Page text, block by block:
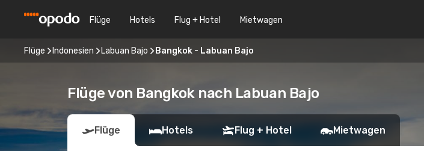
Flüge Hotels Flug + Hotel Mietwagen
Flüge Indonesien Labuan Bajo Bangkok - Labuan Bajo
Flüge von Bangkok nach Labuan Bajo
Flüge Hotels Flug + Hotel Mietwagen